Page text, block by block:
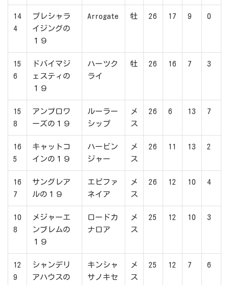
14
4
プレシャラ
イジングの
１９
Arrogate 牡 26 17 9 0
15
6
ドバイマジ
ェスティの
１９
ハーツク
ライ
牡 26 16 7 3
15
8
アンブロワ
ーズの１９
ルーラー
シップ
メ
ス
26 6 13 7
16
5
キャットコ
インの１９
ハービン
ジャー
メ
ス
26 11 13 2
16
7
サングレア
ルの１９
エピファ
ネイア
メ
ス
26 12 10 4
10
8
メジャーエ
ンブレムの
１９
ロードカ
ナロア
メ
ス
25 12 10 3
12
9
シャンデリ
アハウスの
キンシャ
サノキセ
メ
ス
25 12 7 6